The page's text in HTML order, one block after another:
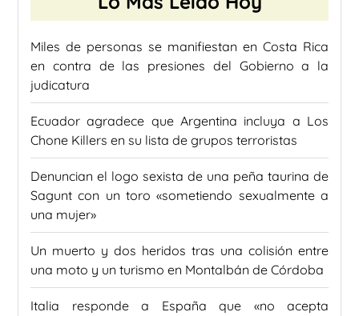
Miles de personas se manifiestan en Costa Rica
en contra de las presiones del Gobierno a la
judicatura
Ecuador agradece que Argentina incluya a Los
Chone Killers en su lista de grupos terroristas
Denuncian el logo sexista de una peña taurina de
Sagunt con un toro «sometiendo sexualmente a
una mujer»
Un muerto y dos heridos tras una colisión entre
una moto y un turismo en Montalbán de Córdoba
Italia responde a España que «no acepta